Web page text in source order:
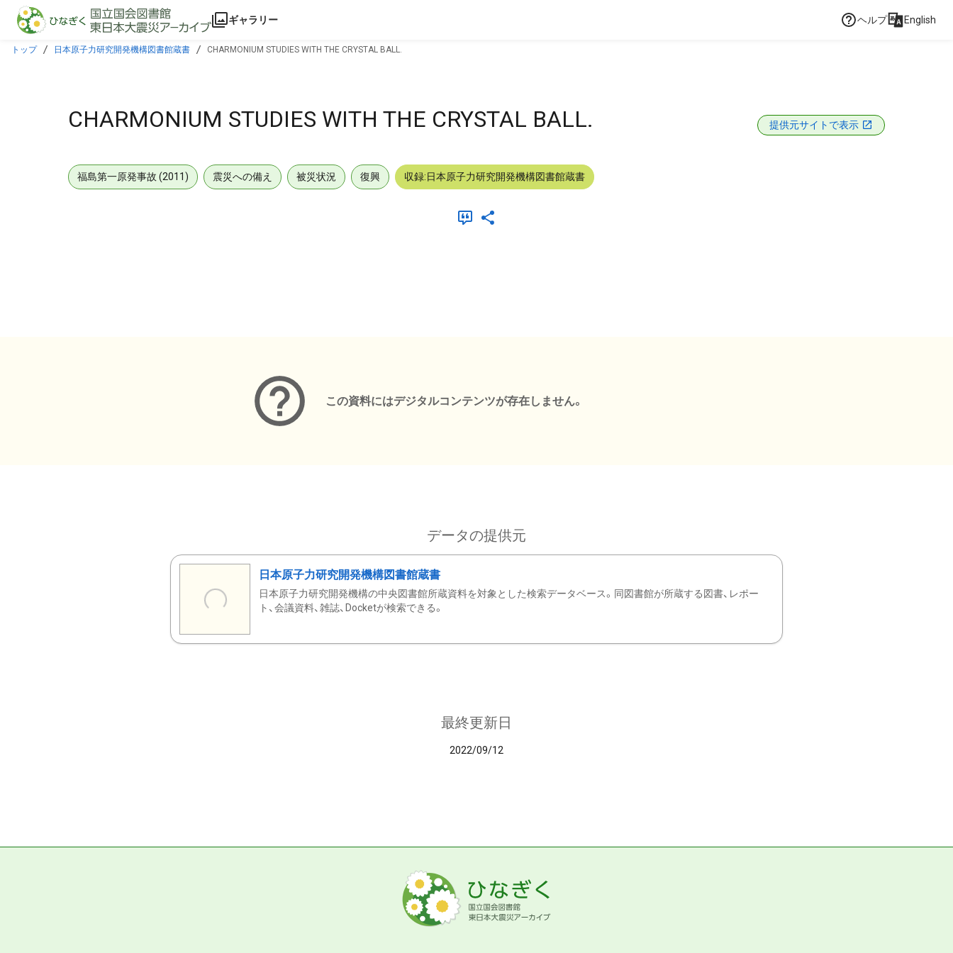
本文に飛ぶ
ギャラリー ヘルプ English
トップ 日本原子力研究開発機構図書館蔵書 CHARMONIUM STUDIES WITH THE CRYSTAL BALL.
CHARMONIUM STUDIES WITH THE CRYSTAL BALL. 提供元サイトで表示
福島第一原発事故 (2011) 震災への備え 被災状況 復興 収録:日本原子力研究開発機構図書館蔵書
この資料にはデジタルコンテンツが存在しません。
データの提供元
日本原子力研究開発機構図書館蔵書
日本原子力研究開発機構の中央図書館所蔵資料を対象とした検索データベース。同図書館が所蔵する図書、レポー
ト、会議資料、雑誌、Docketが検索できる。
最終更新日
2022/09/12